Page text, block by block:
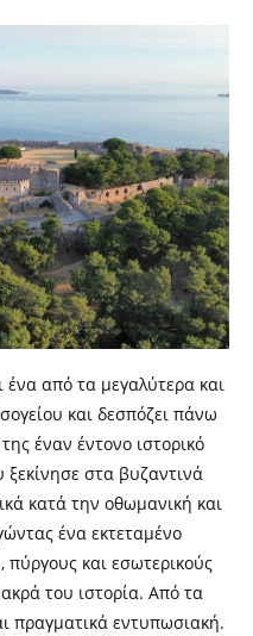
από τα μεγαλύτερα και
και δεσπόζει πάνω
έναν έντονο ιστορικό
στα βυζαντινά
κατά την οθωμανική και
ένα εκτεταμένο
και εσωτερικούς
του ιστορία. Από τα
πραγματικά εντυπωσιακή.